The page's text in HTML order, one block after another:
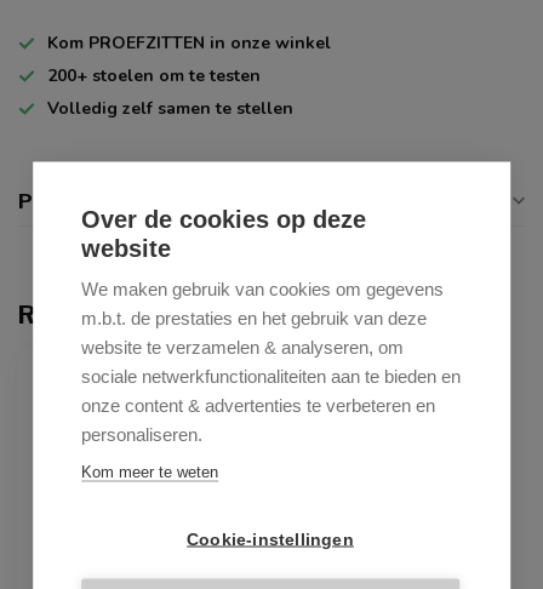
Over de cookies op deze
website
We maken gebruik van cookies om gegevens
m.b.t. de prestaties en het gebruik van deze
website te verzamelen & analyseren, om
sociale netwerkfunctionaliteiten aan te bieden en
onze content & advertenties te verbeteren en
personaliseren.
Kom meer te weten
Cookie-instellingen
Kom PROEFZITTEN in onze winkel
200+ stoelen om te testen
Volledig zelf samen te stellen
Productomschrijving
Recent bekeken